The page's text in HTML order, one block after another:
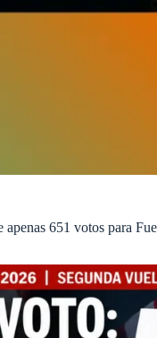
651 votos para